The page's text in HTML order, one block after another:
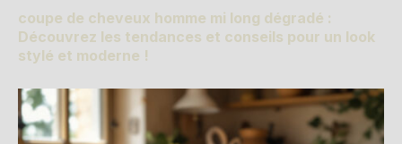
coupe de cheveux homme mi long dégradé :
Découvrez les tendances et conseils pour un look
stylé et moderne !